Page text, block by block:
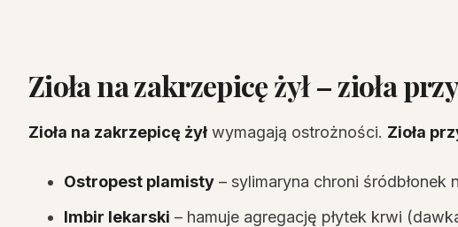
Zioła na zakrzepicę żył – zioła
Zioła na zakrzepicę żył wymagają ostrożności. Zioła
Ostropest plamisty – sylimaryna chroni śródbłonek
Imbir lekarski – hamuje agregację płytek krwi